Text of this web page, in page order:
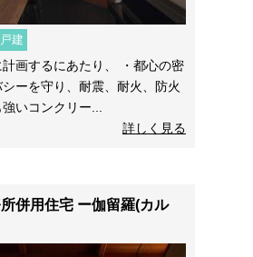
建
画するにあたり、 ・都心の密
ーを守り、耐震、耐火、防火
いコンクリー...
詳しく見る
併用住宅 ー伽留羅(カル